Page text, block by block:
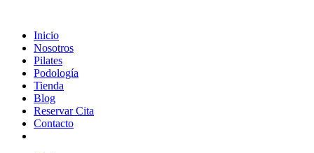
Inicio
Nosotros
Pilates
Podología
Tienda
Blog
Reservar Cita
Contacto